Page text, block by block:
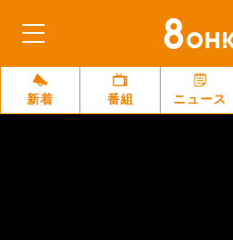
新着 番組 ニュース